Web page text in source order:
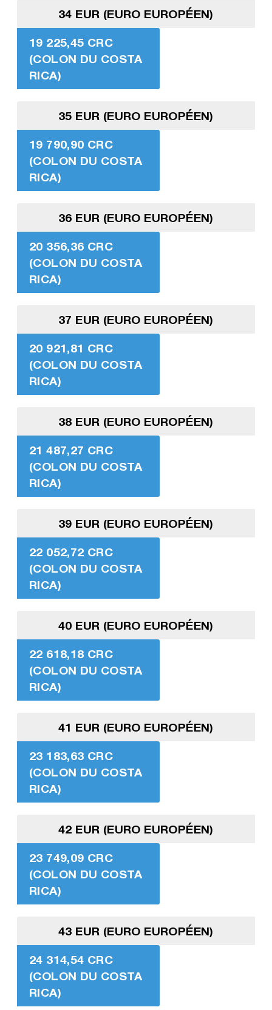
34 EUR (EURO EUROPÉEN)
19 225,45 CRC
(COLON DU COSTA
RICA)
35 EUR (EURO EUROPÉEN)
19 790,90 CRC
(COLON DU COSTA
RICA)
36 EUR (EURO EUROPÉEN)
20 356,36 CRC
(COLON DU COSTA
RICA)
37 EUR (EURO EUROPÉEN)
20 921,81 CRC
(COLON DU COSTA
RICA)
38 EUR (EURO EUROPÉEN)
21 487,27 CRC
(COLON DU COSTA
RICA)
39 EUR (EURO EUROPÉEN)
22 052,72 CRC
(COLON DU COSTA
RICA)
40 EUR (EURO EUROPÉEN)
22 618,18 CRC
(COLON DU COSTA
RICA)
41 EUR (EURO EUROPÉEN)
23 183,63 CRC
(COLON DU COSTA
RICA)
42 EUR (EURO EUROPÉEN)
23 749,09 CRC
(COLON DU COSTA
RICA)
43 EUR (EURO EUROPÉEN)
24 314,54 CRC
(COLON DU COSTA
RICA)